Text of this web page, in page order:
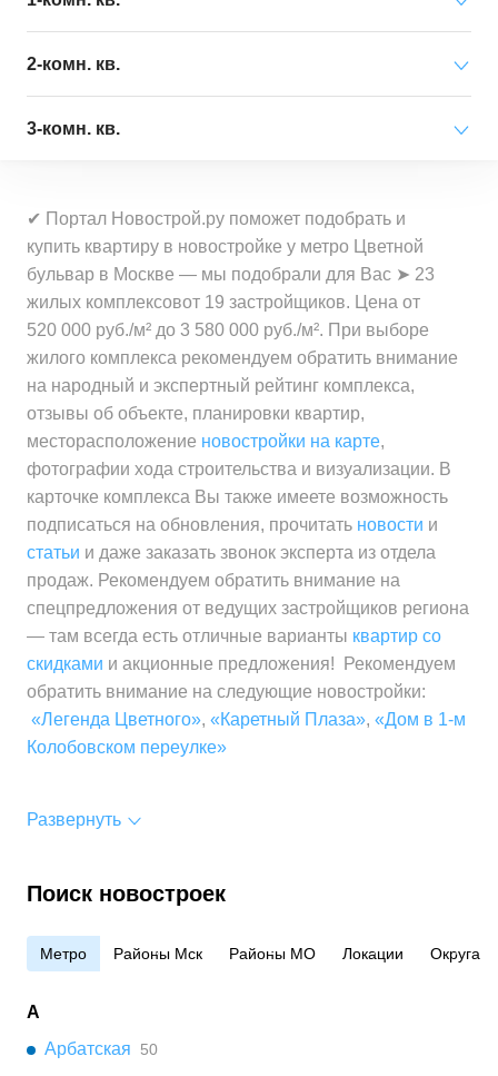
Средняя цена
за 1 м²
от 2 354 600 ₽
Минимальная цена от 313 995 000 ₽
за 1 м²
от 1 730 000 ₽
Средняя цена
за 1 м²
от 2 415 500 ₽
2-комн. кв.
Минимальная цена от 135 000 000 ₽
Средняя цена
за квартиру
от 188 839 000 ₽
Минимальная цена
за 1 м²
от 2 000 000 ₽
Средняя цена
за 1 м²
от 2 240 600 ₽
3-комн. кв.
за квартиру
Средняя цена
за квартиру
от 10 683 000 ₽
Минимальная цена
за 1 м²
от 520 000 ₽
Средняя цена
за 1 м²
от 563 600 ₽
✔ Портал Новострой.ру поможет подобрать и
купить квартиру в новостройке у метро Цветной
бульвар в Москве — мы подобрали для Вас ➤ 23
жилых комплексовот 19 застройщиков. Цена от
520 000 руб./м² до 3 580 000 руб./м². При выборе
жилого комплекса рекомендуем обратить внимание
на народный и экспертный рейтинг комплекса,
отзывы об объекте, планировки квартир,
месторасположение новостройки на карте,
фотографии хода строительства и визуализации. В
карточке комплекса Вы также имеете возможность
подписаться на обновления, прочитать новости и
статьи и даже заказать звонок эксперта из отдела
продаж. Рекомендуем обратить внимание на
спецпредложения от ведущих застройщиков региона
— там всегда есть отличные варианты квартир со
скидками и акционные предложения! Рекомендуем
обратить внимание на следующие новостройки:
«Легенда Цветного», «Каретный Плаза», «Дом в 1-м
Колобовском переулке»
Развернуть
Поиск новостроек
Метро Районы Мск Районы МО Локации Округа
А
Арбатская
50